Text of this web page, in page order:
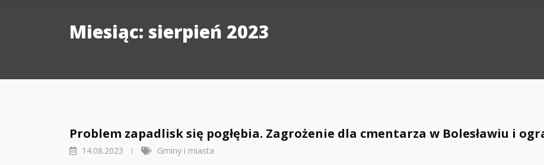
Miesiąc: sierpień 2023
Problem zapadlisk się pogłębia. Zagrożenie dla cmentarza w Bolesławiu i
14.08.2023 Gminy i miasta